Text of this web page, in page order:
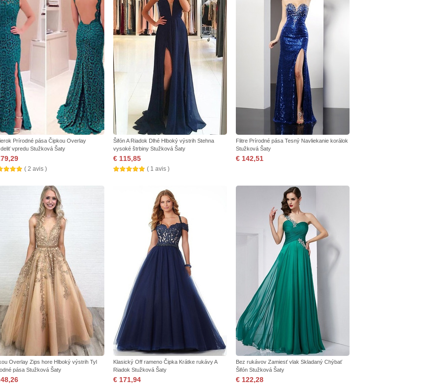
Prírodné pása Čipkou Overlay
vpredu Stužková Šaty
( 2 avis )
Šifón A Riadok Dlhé Hlboký výstrih Stehna
vysoké štrbiny Stužková Šaty
€ 115,85
( 1 avis )
Flitre Prírodné pása Tesný Navliekanie korálok
Stužková Šaty
€ 142,51
Overlay Zips hore Hlboký výstrih Tyl
pása Stužková Šaty
Klasický Off rameno Čipka Krátke rukávy A
Riadok Stužková Šaty
€ 171,94
Bez rukávov Zamiesť vlak Skladaný Chýbať
Šifón Stužková Šaty
€ 122,28